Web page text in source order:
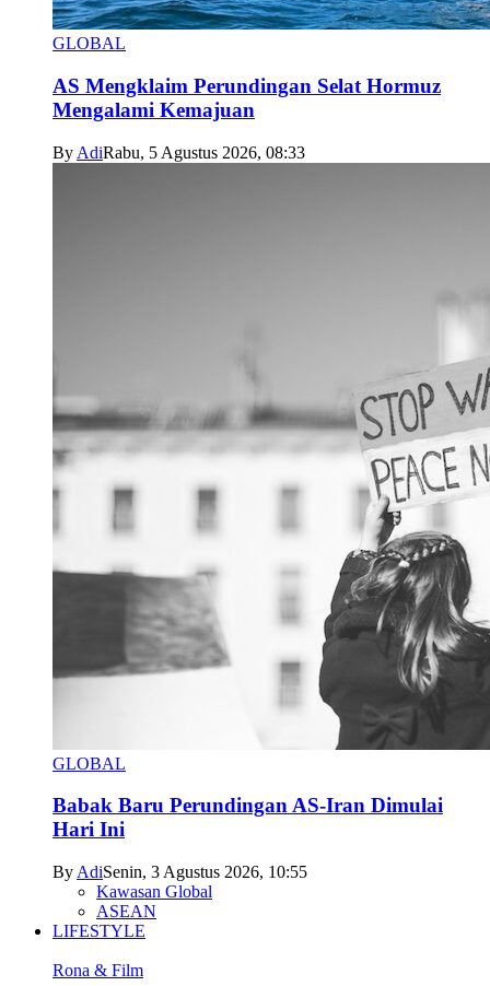
GLOBAL
AS Mengklaim Perundingan Selat Hormuz
Mengalami Kemajuan
By AdiRabu, 5 Agustus 2026, 08:33
GLOBAL
Babak Baru Perundingan AS-Iran Dimulai
Hari Ini
By AdiSenin, 3 Agustus 2026, 10:55
Kawasan Global
ASEAN
LIFESTYLE
Rona & Film